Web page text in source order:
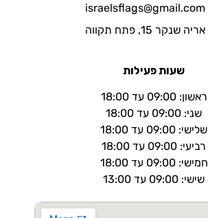
israelsflags@gmail.com
אריה שנקר 15, פתח תקווה
שעות פעילות
ראשון: 09:00 עד 18:00
שני: 09:00 עד 18:00
שלישי: 09:00 עד 18:00
רביעי: 09:00 עד 18:00
חמישי: 09:00 עד 18:00
שישי: 09:00 עד 13:00